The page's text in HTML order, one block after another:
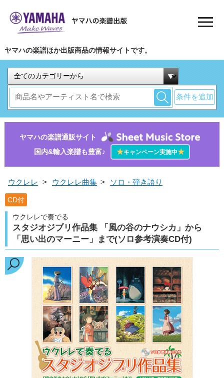
ヤマハの楽譜ほか出版商品の情報サイトです。
条件を追加
ヤマハの楽譜通販サイト
国内&輸入楽譜も豊富♪
★キャンペーン実施中★
ウクレレ > ウクレレ曲集 > ソロ・弾き語り
CD付
ウクレレで奏でる
スタジオジブリ作品集 「風の谷のナウシカ」から
「思い出のマーニー」まで(ソロ参考演奏CD付)